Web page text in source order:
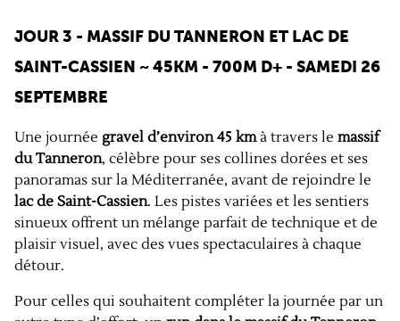
JOUR 3 - MASSIF DU TANNERON ET LAC DE
SAINT-CASSIEN ~ 45KM - 700M D+ - SAMEDI 26
SEPTEMBRE
Une journée gravel d’environ 45 kmà travers le massif
du Tanneron, célèbre pour ses collines dorées et ses
panoramas sur la Méditerranée, avant de rejoindre le
lac de Saint-Cassien. Les pistes variées et les sentiers
sinueux offrent un mélange parfait de technique et de
plaisir visuel, avec des vues spectaculaires à chaque
détour.
Pour celles qui souhaitent compléter la journée par un